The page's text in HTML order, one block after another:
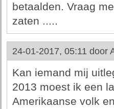
betaalden. Vraag
zaten .....
24-01-2017, 05:11 door
Kan iemand mij
2013 moest ik een
Amerikaanse volk